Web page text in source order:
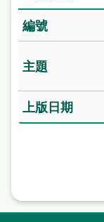
及
網
安
全
政